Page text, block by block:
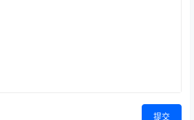
提交